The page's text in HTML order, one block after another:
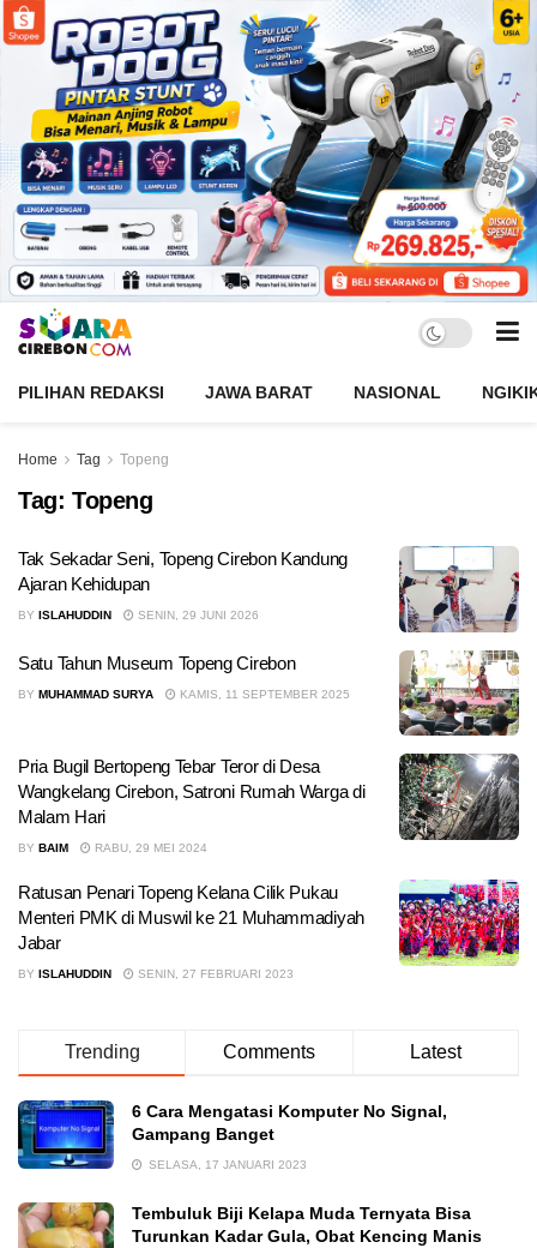
PILIHAN REDAKSI JAWA BARAT NASIONAL
Home Tag Topeng
Tag: Topeng
Tak Sekadar Seni, Topeng Cirebon Kandung
Ajaran Kehidupan
BY ISLAHUDDIN SENIN, 29 JUNI 2026
Satu Tahun Museum Topeng Cirebon
BY MUHAMMAD SURYA KAMIS, 11 SEPTEMBER 2025
Pria Bugil Bertopeng Tebar Teror di Desa
Wangkelang Cirebon, Satroni Rumah Warga di
Malam Hari
BY BAIM RABU, 29 MEI 2024
Ratusan Penari Topeng Kelana Cilik Pukau
Menteri PMK di Muswil ke 21 Muhammadiyah
Jabar
BY ISLAHUDDIN SENIN, 27 FEBRUARI 2023
Trending Comments Latest
6 Cara Mengatasi Komputer No Signal,
Gampang Banget
SELASA, 17 JANUARI 2023
Tembuluk Biji Kelapa Muda Ternyata Bisa
Turunkan Kadar Gula, Obat Kencing Manis